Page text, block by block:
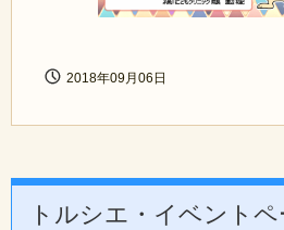
2018年09月06日
トルシエ・イベントペ